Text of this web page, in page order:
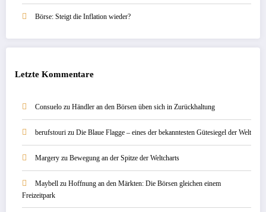
Börse: Steigt die Inflation wieder?
Letzte Kommentare
Consuelo zu Händler an den Börsen üben sich in Zurückhaltung
berufstouri zu Die Blaue Flagge – eines der bekanntesten Gütesiegel der Welt
Margery zu Bewegung an der Spitze der Weltcharts
Maybell zu Hoffnung an den Märkten: Die Börsen gleichen einem
Freizeitpark